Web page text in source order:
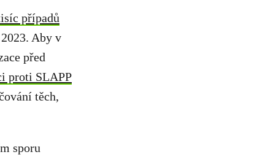
případů
Aby v
před
proti SLAPP
těch,
sporu